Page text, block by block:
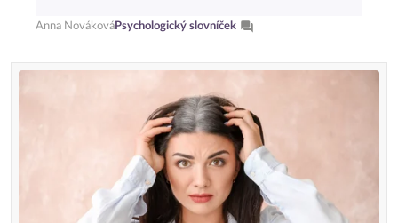
Anna NovákováPsychologický slovníček